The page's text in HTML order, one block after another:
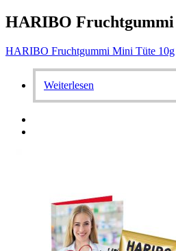
HARIBO
HARIBO Fruchtgummi Mini Tüte 10g
Weiterlesen